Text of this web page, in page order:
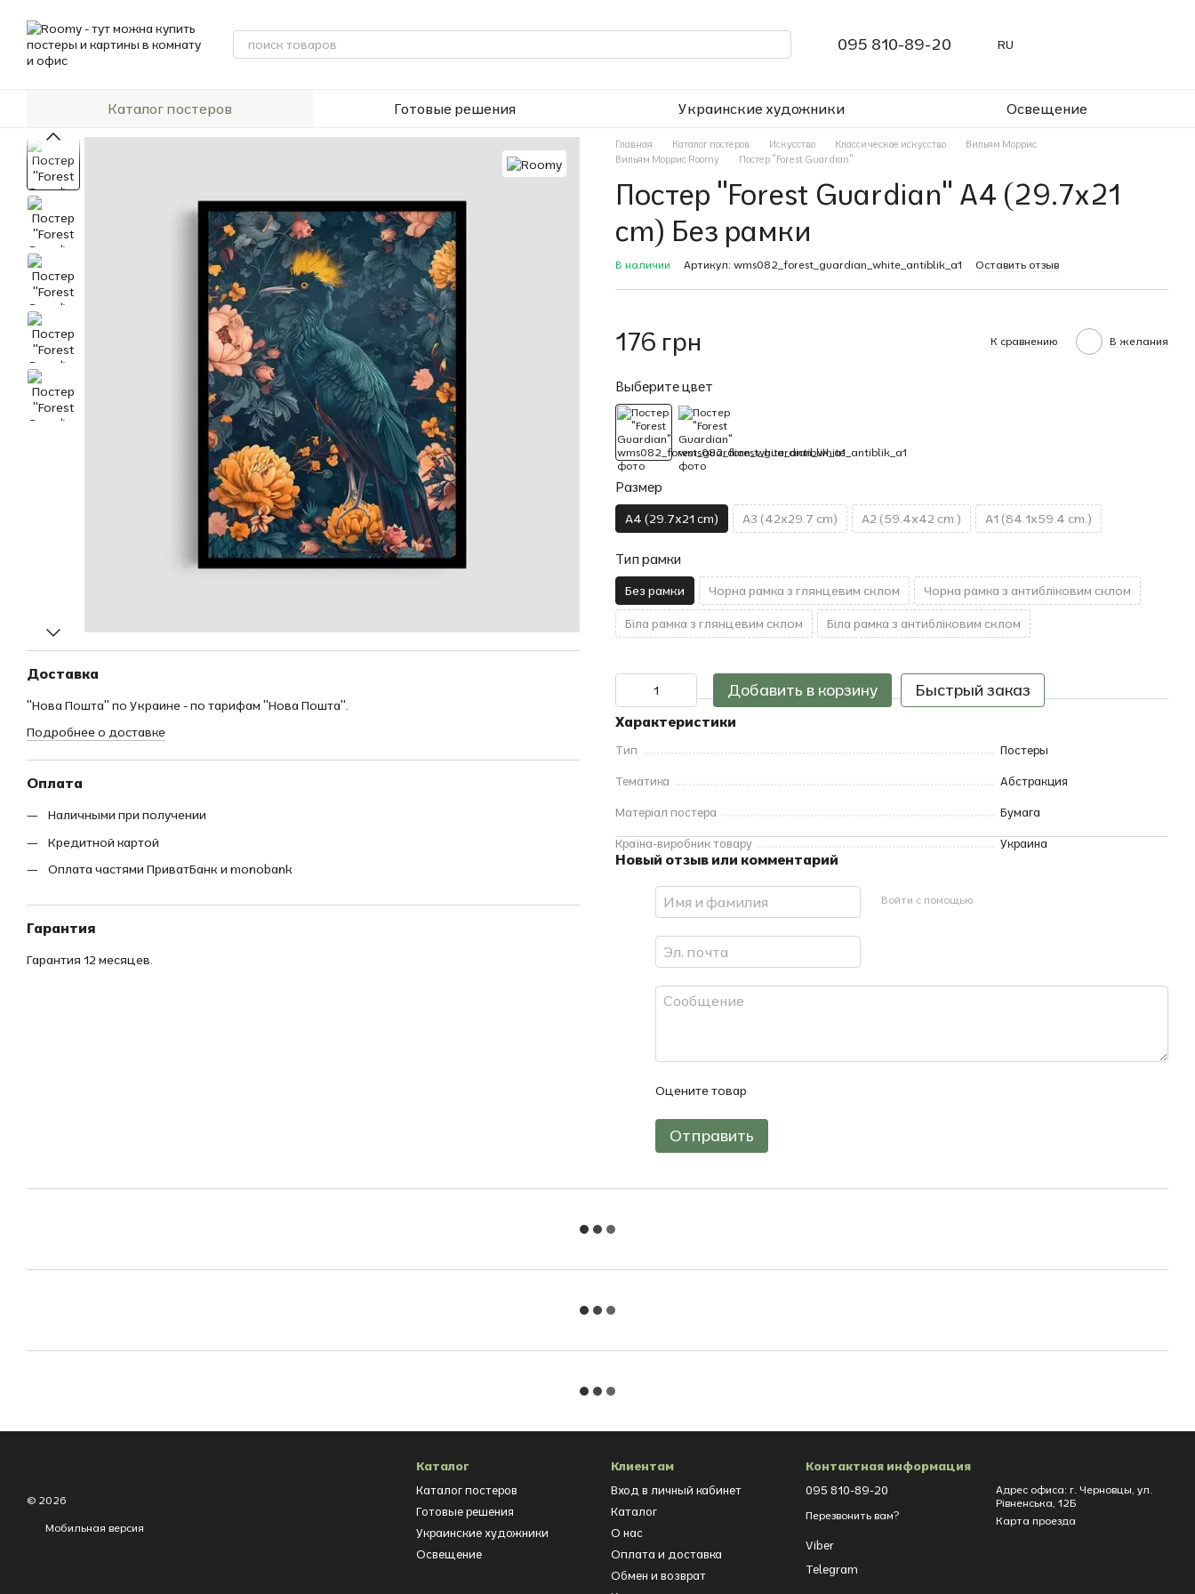
095 810-89-20 RU
Каталог постеров Готовые решения Украинские художники Освещение
Доставка
"Нова Пошта" по Украине - по тарифам "Нова Пошта".
Подробнее о доставке
Оплата
Наличными при получении
Кредитной картой
Оплата частями ПриватБанк и monobank
Гарантия
Гарантия 12 месяцев.
Главная Каталог постеров Искусство Классическое искусство
Вильям Моррис
Вильям Моррис Roomy
Постер "Forest Guardian"
Постер "Forest Guardian" A4 (29.7x21
cm) Без рамки
В наличии Артикул: wms082_forest_guardian_white_antiblik_a1 Оставить отзыв
176 грн К сравнению В желания
Выберите цвет
Размер
A4 (29.7x21 cm) A3 (42x29.7 cm) A2 (59.4x42 cm.) A1 (84.1x59.4 cm.)
Тип рамки
Без рамки Чорна рамка з глянцевим склом Чорна рамка з антибліковим склом
Біла рамка з глянцевим склом Біла рамка з антибліковим склом
Добавить в корзину Быстрый заказ
Характеристики
Тип Постеры
Тематика Абстракция
Матеріал постера Бумага
Країна-виробник товару Украина
Новый отзыв или комментарий
Войти с помощью
Оцените товар
Отправить
© 2026
Мобильная версия
Каталог
Каталог постеров
Готовые решения
Украинские художники
Освещение
Клиентам
Вход в личный кабинет
Каталог
О нас
Оплата и доставка
Обмен и возврат
Контактная информация
095 810-89-20
Перезвонить вам?
Viber
Telegram
Адрес офиса: г. Черновцы, ул.
Рівненська, 12Б
Карта проезда